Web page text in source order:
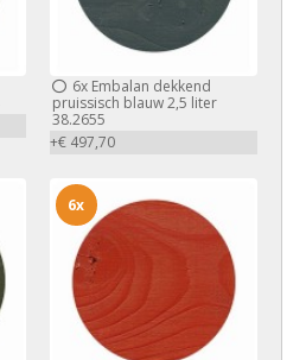
6xEmbalan dekkend
pruissisch blauw 2,5 liter
38.2655
+€ 497,70
6x